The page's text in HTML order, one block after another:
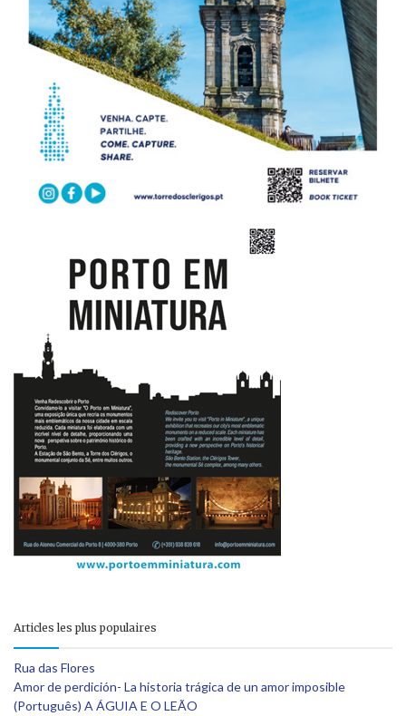
Articles les plus populaires
Rua das Flores
Amor de perdición- La historia trágica de un amor imposible
(Português) A ÁGUIA E O LEÃO